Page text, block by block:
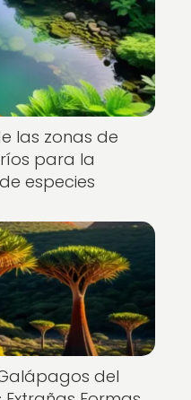
las zonas de
para la
especies
del